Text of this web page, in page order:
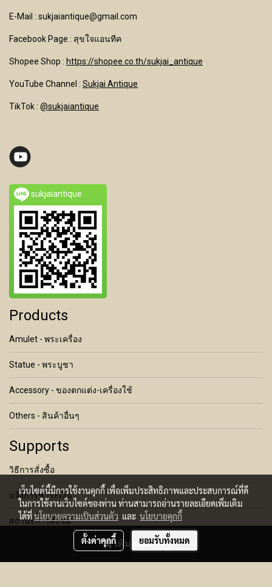
เพิ่มลงตะกร้า
E-Mail : sukjaiantique@gmail.com
Facebook Page : สุขใจแอนทีค
Shopee Shop : https://shopee.co.th/sukjai_antique
YouTube Channel : Sukjai Antique
TikTok : @sukjaiantique
sukjaiantique
Products
Amulet - พระเครื่อง
Statue - พระบูชา
Accessory - ของตกแต่ง-เครื่องใช้
Others - สินค้าอื่นๆ
Supports
วิธีการสั่งซื้อ
แจ้งการชำระเงิน
สถานะการสั่งซื้อ
เงื่อนไขการคืนสินค้า
เว็บไซต์นี้มีการใช้งานคุกกี้ เพื่อเพิ่มประสิทธิภาพและประสบการณ์ที่ดี
ในการใช้งานเว็บไซต์ของท่าน ท่านสามารถอ่านรายละเอียดเพิ่มเติม
ได้ที่นโยบายความเป็นส่วนตัว และ นโยบายคุกกี้
ตั้งค่าคุกกี้ ยอมรับทั้งหมด